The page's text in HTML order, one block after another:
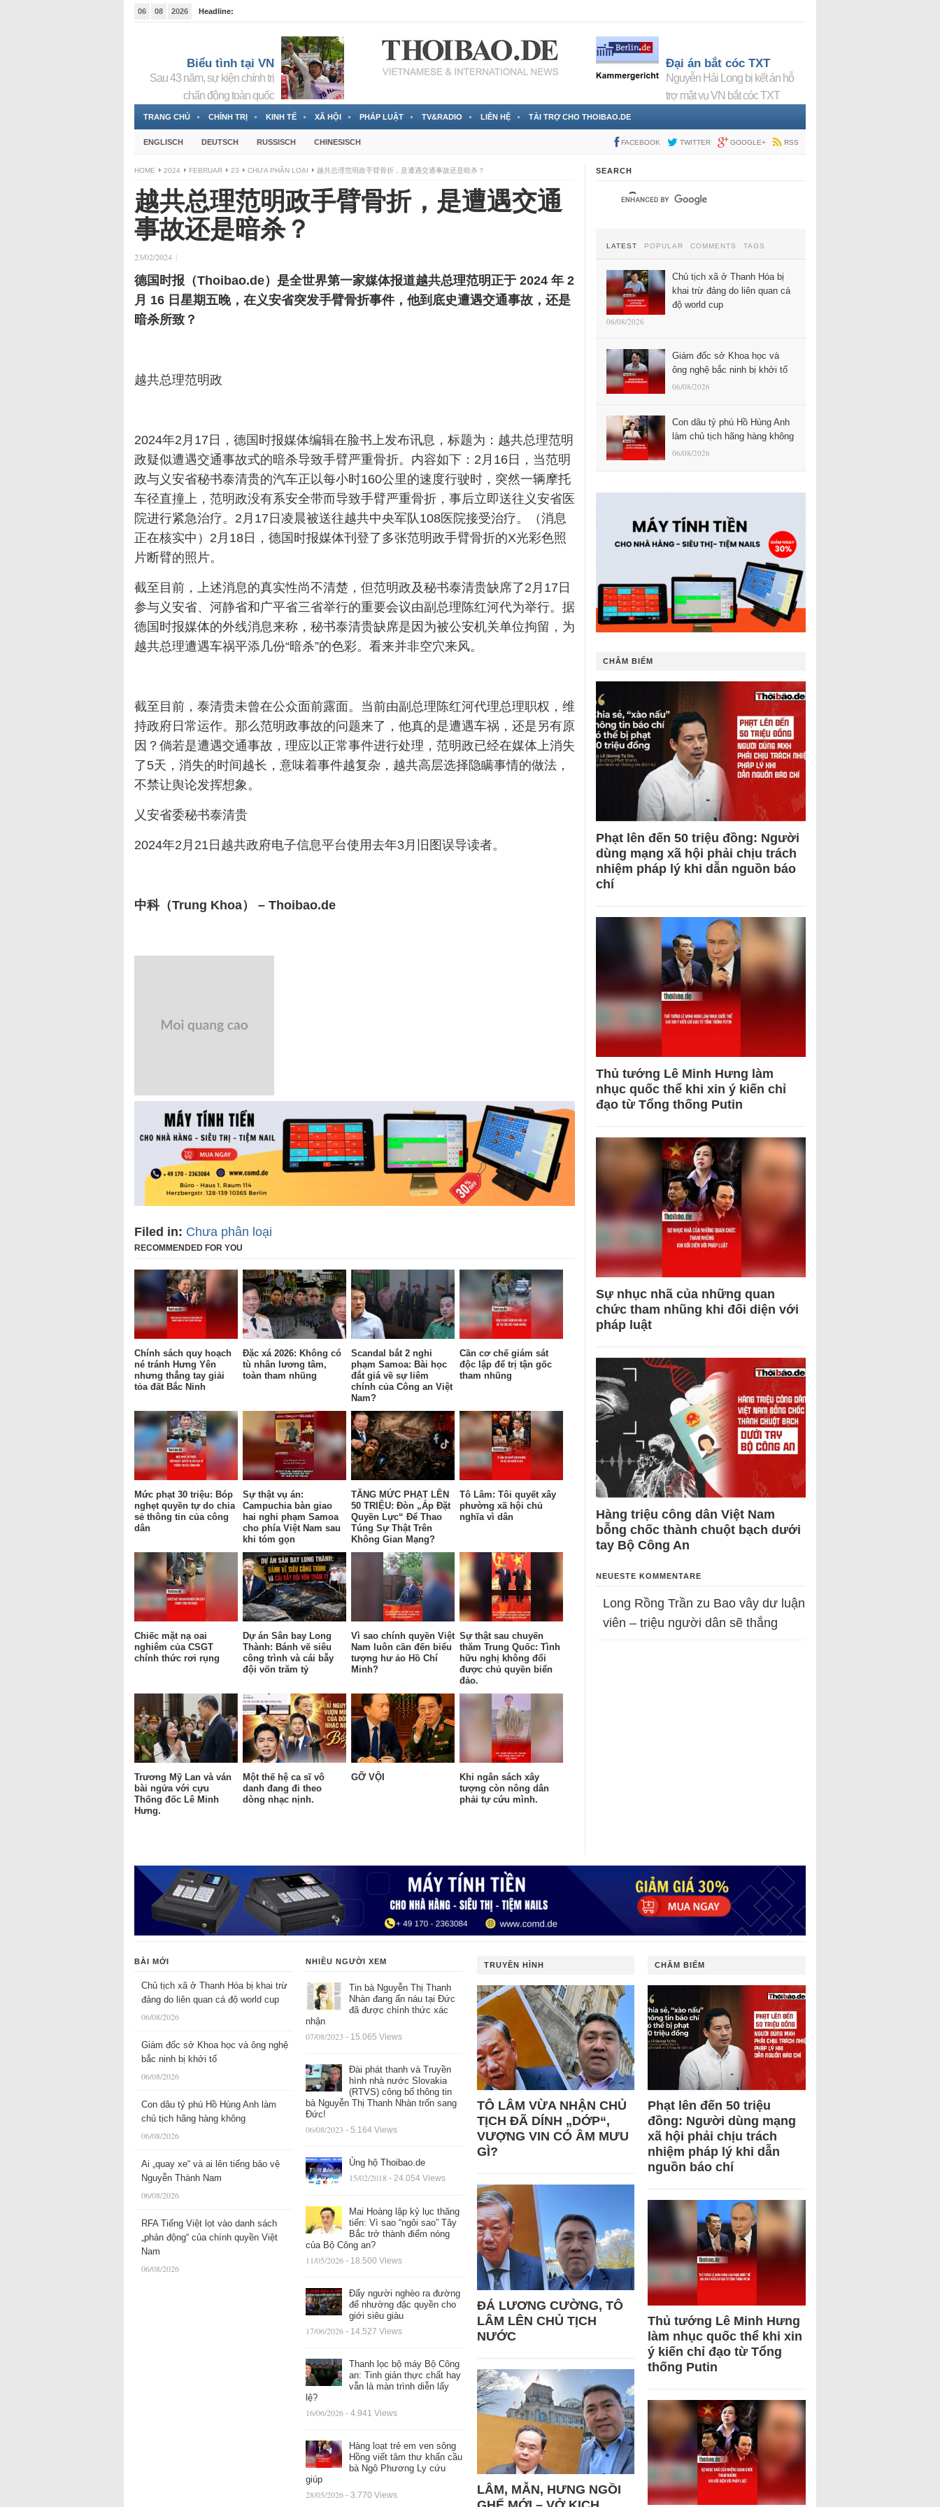
06 08 2026
Headline:
Biểu tình tại VN
Sau 43 năm, sự kiện chính trị
chấn động toàn quốc
Đại án bắt cóc TXT
Nguyễn Hải Long bị kết án hỗ
trợ mật vụ VN bắt cóc TXT
TRANG CHỦ CHÍNH TRỊ KINH TẾ XÃ HỘI PHÁP LUẬT TV&RADIO LIÊN HỆ TÀI TRỢ CHO THOIBAO.DE
ENGLISCH DEUTSCH RUSSISCH CHINESISCH FACEBOOK TWITTER GOOGLE+ RSS
HOME 2024 FEBRUAR 23 CHƯA PHÂN LOẠI 越共总理范明政手臂骨折，是遭遇交通事故还是暗杀？
越共总理范明政手臂骨折，是遭遇交通
事故还是暗杀？
23/02/2024 |
德国时报（Thoibao.de）是全世界第一家媒体报道越共总理范明正于 2024 年 2
月 16 日星期五晚，在义安省突发手臂骨折事件，他到底史遭遇交通事故，还是
暗杀所致？
越共总理范明政
2024年2月17日，德国时报媒体编辑在脸书上发布讯息，标题为：越共总理范明
政疑似遭遇交通事故式的暗杀导致手臂严重骨折。内容如下：2月16日，当范明
政与义安省秘书泰清贵的汽车正以每小时160公里的速度行驶时，突然一辆摩托
车径直撞上，范明政没有系安全带而导致手臂严重骨折，事后立即送往义安省医
院进行紧急治疗。2月17日凌晨被送往越共中央军队108医院接受治疗。（消息
正在核实中）2月18日，德国时报媒体刊登了多张范明政手臂骨折的X光彩色照
片断臂的照片。
截至目前，上述消息的真实性尚不清楚，但范明政及秘书泰清贵缺席了2月17日
参与义安省、河静省和广平省三省举行的重要会议由副总理陈红河代为举行。据
德国时报媒体的外线消息来称，秘书泰清贵缺席是因为被公安机关单位拘留，为
越共总理遭遇车祸平添几份“暗杀”的色彩。看来并非空穴来风。
截至目前，泰清贵未曾在公众面前露面。当前由副总理陈红河代理总理职权，维
持政府日常运作。那么范明政事故的问题来了，他真的是遭遇车祸，还是另有原
因？倘若是遭遇交通事故，理应以正常事件进行处理，范明政已经在媒体上消失
了5天，消失的时间越长，意味着事件越复杂，越共高层选择隐瞒事情的做法，
不禁让舆论发挥想象。
乂安省委秘书泰清贵
2024年2月21日越共政府电子信息平台使用去年3月旧图误导读者。
中科（Trung Khoa） – Thoibao.de
Filed in: Chưa phân loại
RECOMMENDED FOR YOU
Chính sách quy hoạch
né tránh Hưng Yên
nhưng thẳng tay giải
tỏa đất Bắc Ninh
Đặc xá 2026: Không có
tù nhân lương tâm,
toàn tham nhũng
Scandal bắt 2 nghi
phạm Samoa: Bài học
đắt giá về sự liêm
chính của Công an Việt
Nam?
Cần cơ chế giám sát
độc lập để trị tận gốc
tham nhũng
Mức phạt 30 triệu: Bóp
nghẹt quyền tự do chia
sẻ thông tin của công
dân
Sự thật vụ án:
Campuchia bàn giao
hai nghi phạm Samoa
cho phía Việt Nam sau
khi tóm gọn
TĂNG MỨC PHẠT LÊN
50 TRIỆU: Đòn „Áp Đặt
Quyền Lực“ Để Thao
Túng Sự Thật Trên
Không Gian Mạng?
Tô Lâm: Tôi quyết xây
phường xã hội chủ
nghĩa vì dân
Chiếc mặt nạ oai
nghiêm của CSGT
chính thức rơi rụng
Dự án Sân bay Long
Thành: Bánh vẽ siêu
công trình và cái bẫy
đội vốn trăm tỷ
Vì sao chính quyền Việt
Nam luôn cần đến biểu
tượng hư ảo Hồ Chí
Minh?
Sự thật sau chuyến
thăm Trung Quốc: Tình
hữu nghị không đổi
được chủ quyền biển
đảo.
Trương Mỹ Lan và ván
bài ngửa với cựu
Thống đốc Lê Minh
Hưng.
Một thế hệ ca sĩ vô
danh đang đi theo
dòng nhạc nịnh.
GỠ VỘI
Khi ngân sách xây
tượng còn nông dân
phải tự cứu mình.
SEARCH
LATEST POPULAR COMMENTS TAGS
Chủ tịch xã ở Thanh Hóa bị
khai trừ đảng do liên quan cá
độ world cup
06/08/2026
Giám đốc sở Khoa học và
ông nghệ bắc ninh bị khởi tố
06/08/2026
Con dâu tỷ phú Hồ Hùng Anh
làm chủ tịch hãng hàng không
06/08/2026
CHÂM BIẾM
Phạt lên đến 50 triệu đồng: Người
dùng mạng xã hội phải chịu trách
nhiệm pháp lý khi dẫn nguồn báo
chí
Thủ tướng Lê Minh Hưng làm
nhục quốc thể khi xin ý kiến chỉ
đạo từ Tổng thống Putin
Sự nhục nhã của những quan
chức tham nhũng khi đối diện với
pháp luật
Hàng triệu công dân Việt Nam
bỗng chốc thành chuột bạch dưới
tay Bộ Công An
NEUESTE KOMMENTARE
Long Rồng Trần zu Bao vây dư luận
viên – triệu người dân sẽ thắng
BÀI MỚI
Chủ tịch xã ở Thanh Hóa bị khai trừ
đảng do liên quan cá độ world cup
06/08/2026
Giám đốc sở Khoa học và ông nghệ
bắc ninh bị khởi tố
06/08/2026
Con dâu tỷ phú Hồ Hùng Anh làm
chủ tịch hãng hàng không
06/08/2026
Ai „quay xe“ và ai lên tiếng bảo vệ
Nguyễn Thành Nam
06/08/2026
RFA Tiếng Việt lọt vào danh sách
„phản động“ của chính quyền Việt
Nam
06/08/2026
NHIỀU NGƯỜI XEM
Tin bà Nguyễn Thị Thanh
Nhàn đang ẩn náu tại Đức
đã được chính thức xác
nhận
07/08/2023 - 15.065 Views
Đài phát thanh và Truyền
hình nhà nước Slovakia
(RTVS) công bố thông tin
bà Nguyễn Thị Thanh Nhàn trốn sang
Đức!
06/08/2023 - 5.164 Views
Ủng hộ Thoibao.de
15/02/2018 - 24.054 Views
Mai Hoàng lập kỷ lục thăng
tiến: Vì sao “ngôi sao” Tây
Bắc trở thành điểm nóng
của Bộ Công an?
11/05/2026 - 18.500 Views
Đẩy người nghèo ra đường
để nhường đặc quyền cho
giới siêu giàu
17/06/2026 - 14.527 Views
Thanh lọc bộ máy Bộ Công
an: Tinh giản thực chất hay
vẫn là màn trình diễn lấy
lệ?
16/06/2026 - 4.941 Views
Hàng loạt trẻ em ven sông
Hồng viết tâm thư khẩn cầu
bà Ngô Phương Ly cứu
giúp
28/05/2026 - 3.770 Views
TRUYỀN HÌNH
TÔ LÂM VỪA NHẬN CHỦ
TỊCH ĐÃ DÍNH „DỚP“,
VƯỢNG VIN CÓ ÂM MƯU
GÌ?
ĐÁ LƯƠNG CƯỜNG, TÔ
LÂM LÊN CHỦ TỊCH
NƯỚC
LÂM, MẪN, HƯNG NGỒI
CHÂM BIẾM
Phạt lên đến 50 triệu
đồng: Người dùng mạng
xã hội phải chịu trách
nhiệm pháp lý khi dẫn
nguồn báo chí
Thủ tướng Lê Minh Hưng
làm nhục quốc thể khi xin
ý kiến chỉ đạo từ Tổng
thống Putin